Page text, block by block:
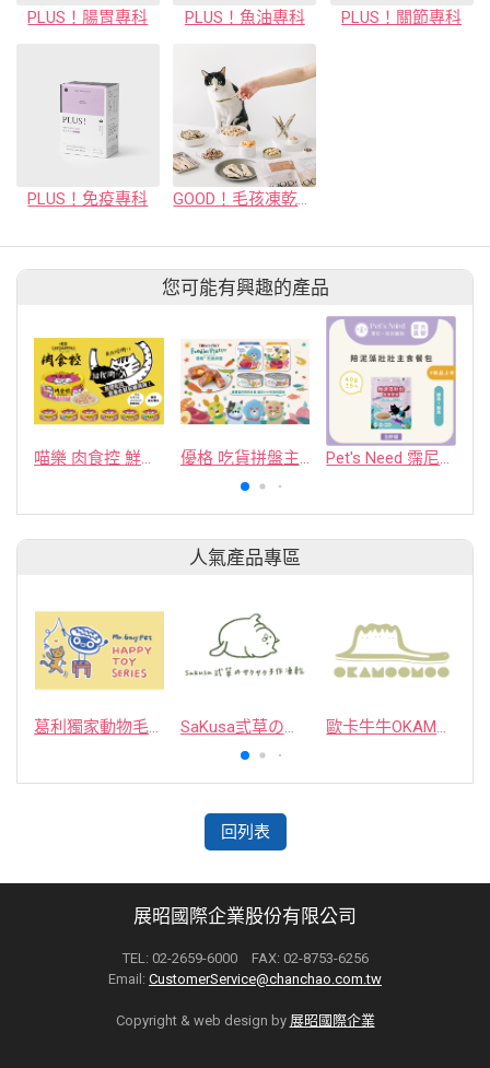
PLUS！腸胃專科 PLUS！魚油專科 PLUS！關節專科
PLUS！免疫專科
您可能有興趣的產品
喵樂 肉食控 鮮肉湯罐 系列 優格 吃貨拼盤主食罐 系列 Pet's Need 霈尼-陪泥藻壯壯主食貓餐包 (鰹魚+鮭魚) (嫩嫩護膚)
人氣產品專區
葛利獨家動物毛逗貓棒 SaKusa弎草のサクサク手作凍乾 歐卡牛牛OKAMOOMOO 貓草包
回列表
展昭國際企業股份有限公司
TEL: 02-2659-6000 FAX: 02-8753-6256
Email: CustomerService@chanchao.com.tw
Copyright & web design by 展昭國際企業